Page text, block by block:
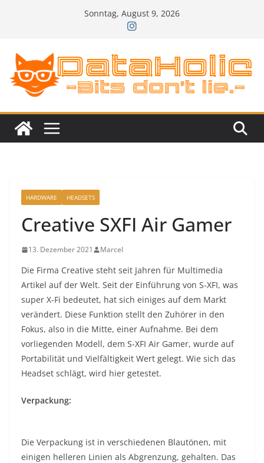
Sonntag, August 9, 2026
HARDWARE HEADSETS
Creative SXFI Air Gamer
13. Dezember 2021 Marcel
Die Firma Creative steht seit Jahren für Multimedia
Artikel auf der Welt. Seit der Einführung von S-XFI, was
super X-Fi bedeutet, hat sich einiges auf dem Markt
verändert. Diese Funktion stellt den Zuhörer in den
Fokus, also in die Mitte, einer Aufnahme. Bei dem
vorliegenden Modell, dem S-XFI Air Gamer, wurde auf
Portabilität und Vielfältigkeit Wert gelegt. Wie sich das
Headset schlägt, wird hier getestet.
Verpackung:
Die Verpackung ist in verschiedenen Blautönen, mit
einigen helleren Linien als Abgrenzung, gehalten. Das